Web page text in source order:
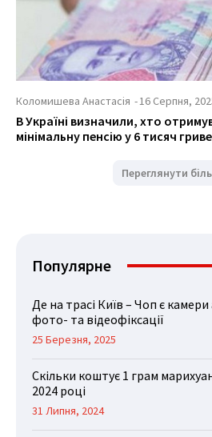
Коломишева Анастасія -16 Серпня,
В Україні визначили, хто
мінімальну пенсію у 6 тисяч
Переглянути
Популярне
Де на трасі Київ – Чоп є
фото- та відеофіксації
25 Березня, 2025
Скільки коштує 1 грам
2024 році
31 Липня, 2024